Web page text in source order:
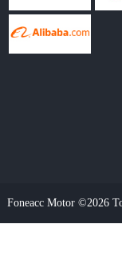
Foneacc Motor ©2026